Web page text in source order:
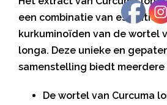
een combinatie van
kurkuminoïden van de wortel
longa. Deze unieke en
samenstelling biedt meerdere
De wortel van Curcuma